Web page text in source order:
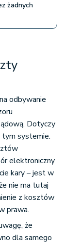
żadnych
odbywanie
Dotyczy
tym systemie.
elektroniczny
kary – jest w
nie ma tutaj
z kosztów
prawa.
że
dla samego